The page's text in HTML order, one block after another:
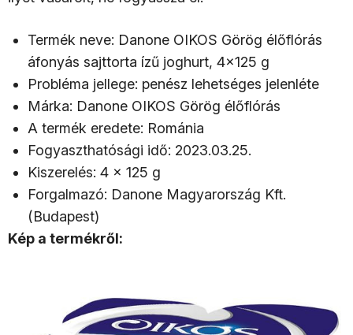
Termék neve: Danone OIKOS Görög élőflórás
áfonyás sajttorta ízű joghurt, 4x125 g
Probléma jellege: penész lehetséges jelenléte
Márka: Danone OIKOS Görög élőflórás
A termék eredete: Románia
Fogyaszthatósági idő: 2023.03.25.
Kiszerelés: 4 x 125 g
Forgalmazó: Danone Magyarország Kft.
(Budapest)
Kép a termékről: